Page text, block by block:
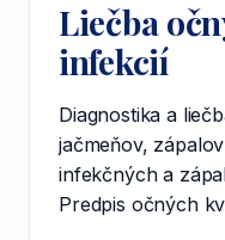
Liečba
infekcií
Diagnostika a
jačmeňov,
infekčných a
Predpis očných